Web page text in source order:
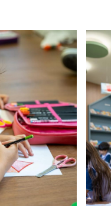
2023 às 17h
no número
- Fechar Aviso